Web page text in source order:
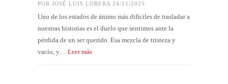
POR JOSÉ LUIS LOBERA 24/11/2025
Uno de los estados de ánimo más difíciles de trasladar a
nuestras historias es el duelo que sentimos ante la
pérdida de un ser querido. Esa mezcla de tristeza y
vacío, y… Leer más